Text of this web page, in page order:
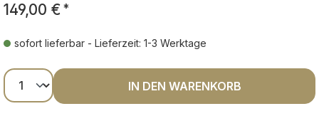
149,00 € *
sofort lieferbar - Lieferzeit: 1-3 Werktage
Produkt Anzahl: Gib den gewünschten
IN DEN WARENKORB